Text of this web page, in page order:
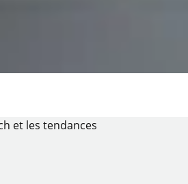
et les tendances